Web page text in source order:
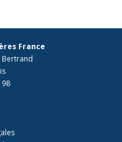
France
Bertrand
98